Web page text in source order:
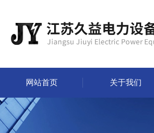
网站首页 关于我们